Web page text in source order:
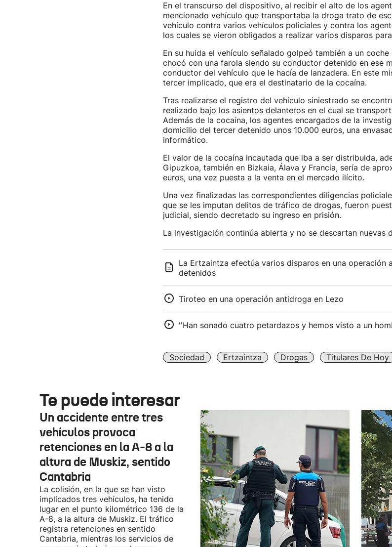
En el transcurso del dispositivo, al recibir el alto de los
mencionado vehículo que transportaba la droga trato de
vehículo contra varios vehículos policiales y contra los
los cuales se vieron obligados a realizar varios disparos
En su huida el vehículo señalado golpeó también a un
chocó con una farola siendo su conductor detenido en ese
conductor del vehículo que le hacía de lanzadera. En este
tercer implicado, que era el destinatario de la cocaína.
Tras realizarse el registro del vehículo siniestrado se
realizado bajo los asientos delanteros en el cual se
Además de la cocaína, los agentes encargados de la
domicilio del tercer detenido unos 10.000 euros, una
informático.
El valor de la cocaína incautada que iba a ser distribuida,
Gipuzkoa, también en Bizkaia, Álava y Francia, sería de
euros, una vez puesta a la venta en el mercado ilícito.
Una vez finalizadas las correspondientes diligencias
que se les imputan delitos de tráfico de drogas, fueron
judicial, siendo decretado su ingreso en prisión.
La investigación continúa abierta y no se descartan nuevas
La Ertzaintza efectúa varios disparos en una operación
detenidos
Tiroteo en una operación antidroga en Lezo
''Han sonado cuatro petardazos y hemos visto a un
Sociedad Ertzaintza Drogas Titulares De Hoy
Te puede interesar
Un accidente entre tres
vehículos provoca
retenciones en la A-8 a la
altura de Muskiz, sentido
Cantabria
La colisión, en la que se han visto
implicados tres vehículos, ha tenido
lugar en el punto kilométrico 136 de la
A-8, a la altura de Muskiz. El tráfico
registra retenciones en sentido
Cantabria, mientras los servicios de